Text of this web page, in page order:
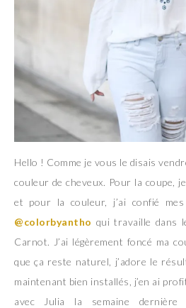
Hello ! Comme je vous le disais
couleur de cheveux. Pour la coupe,
et pour la couleur, j’ai confié
@colorbyantho qui travaille dans
Carnot. J’ai légèrement foncé ma
que ça reste naturel, j’adore le
maintenant bien installés, j’en ai
avec Julia la semaine